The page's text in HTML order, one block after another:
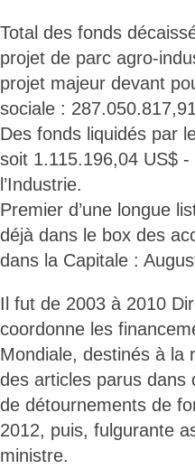
Total des fonds
projet de parc agro-
projet majeur devant
sociale :
Des fonds liquidés par
soit 1.115.196,04 US$
l’Industrie.
Premier d’une longue
déjà dans le box des
dans la Capitale :
Il fut de 2003 à 2010
coordonne les
Mondiale, destinés à la
des articles parus dans
de détournements de
2012, puis, fulgurante
ministre.